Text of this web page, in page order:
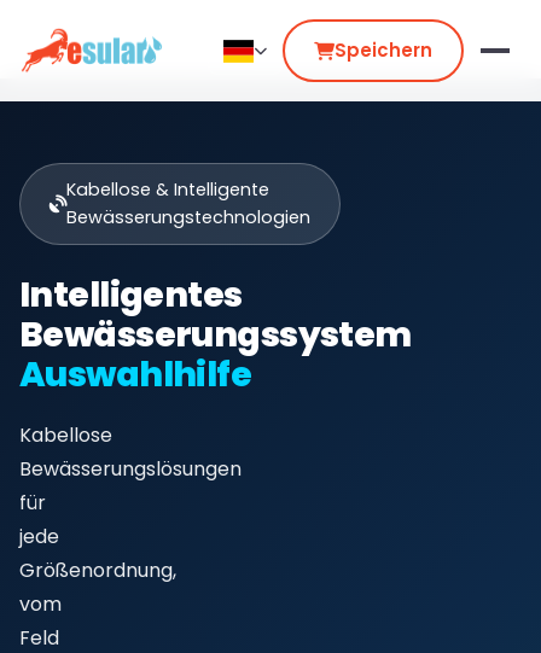
Speichern
Kabellose & Intelligente
Bewässerungstechnologien
Intelligentes
Bewässerungssystem
Auswahlhilfe
Kabellose
Bewässerungslösungen
für
jede
Größenordnung,
vom
Feld